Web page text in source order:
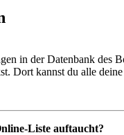
in der Datenbank des
Dort kannst du alle
Liste auftaucht?